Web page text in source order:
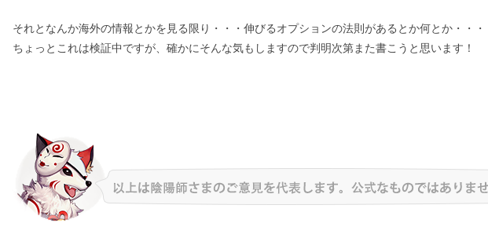
それとなんか海外の情報とかを見る限り・・・伸びるオプションの法則があるとか何とか・・・
ちょっとこれは検証中ですが、確かにそんな気もしますので判明次第また書こうと思います！